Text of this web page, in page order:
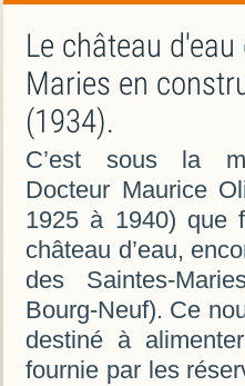
Le château
Maries en
(1934).
C’est sous la
Docteur Maurice
1925 à 1940) que
château d’eau,
des Saintes-
Bourg-Neuf). Ce
destiné à
fournie par les